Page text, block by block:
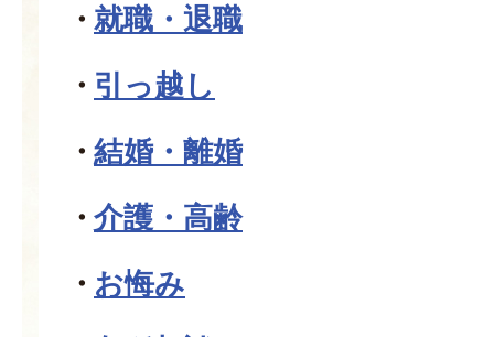
就職・退職
引っ越し
結婚・離婚
介護・高齢
お悔み